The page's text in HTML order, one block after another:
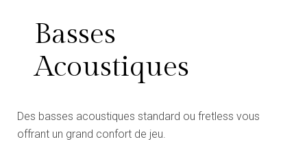
Basses
Acoustiques
Des basses acoustiques standard ou fretless vous
offrant un grand confort de jeu.